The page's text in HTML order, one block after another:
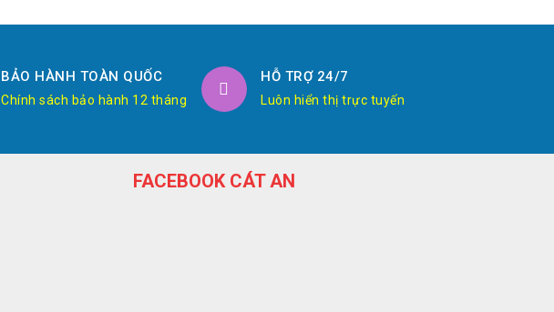
BẢO HÀNH TOÀN QUỐC
Chính sách bảo hành 12 tháng
HỖ TRỢ 24/7
Luôn hiển thị trực tuyến
FACEBOOK CÁT AN